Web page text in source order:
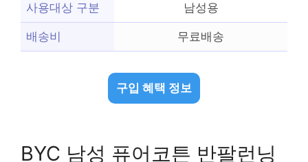
사용대상 구분 남성용
배송비 무료배송
구입 혜택 정보
BYC 남성 퓨어코튼 반팔런닝